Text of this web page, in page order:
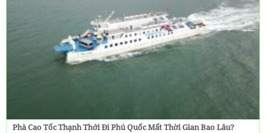
Phà Cao Tốc Thạnh Thới Đi Phú Quốc Mất Thời Gian Bao Lâu?